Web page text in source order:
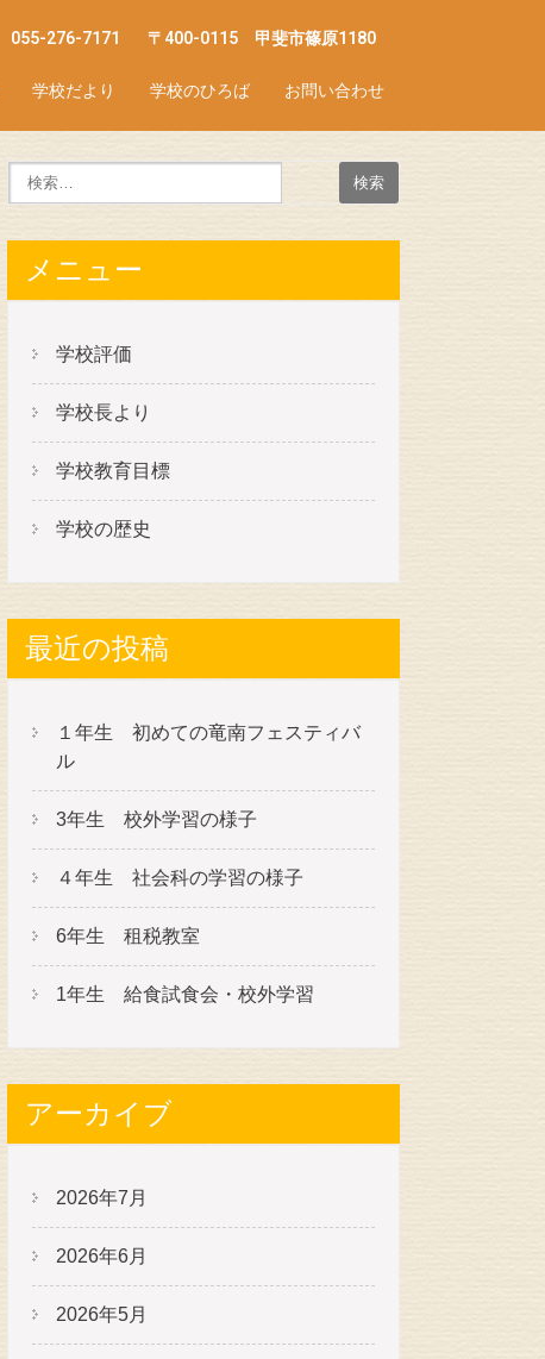
055-276-7171 〒400-0115 甲斐市篠原1180
学校だより 学校のひろば お問い合わせ
メニュー
学校評価
学校長より
学校教育目標
学校の歴史
最近の投稿
１年生 初めての竜南フェスティバ
ル
3年生 校外学習の様子
４年生 社会科の学習の様子
6年生 租税教室
1年生 給食試食会・校外学習
アーカイブ
2026年7月
2026年6月
2026年5月